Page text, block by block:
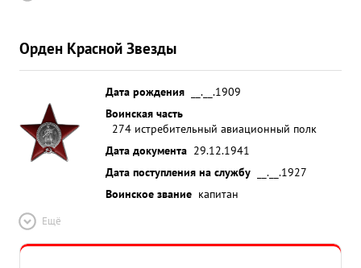
Орден Красной Звезды
Дата рождения
__.__.1909
Воинская часть
274 истребительный авиационный полк
Дата документа 29.12.1941
Дата поступления на службу
__.__.1927
Воинское звание капитан
Ещё